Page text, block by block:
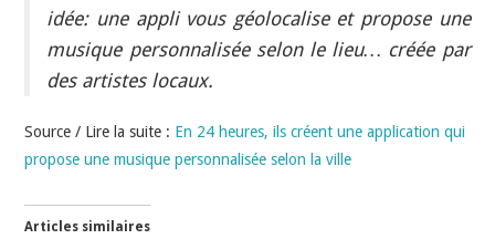
idée: une appli vous géolocalise et propose une
musique personnalisée selon le lieu… créée par
des artistes locaux.
Source / Lire la suite : En 24 heures, ils créent une application qui
propose une musique personnalisée selon la ville
Articles similaires